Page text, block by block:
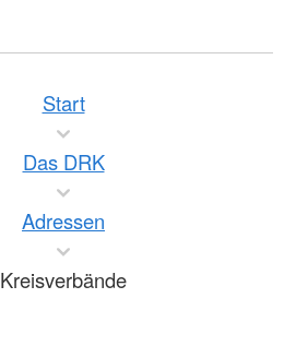
Start
Das DRK
Adressen
Kreisverbände